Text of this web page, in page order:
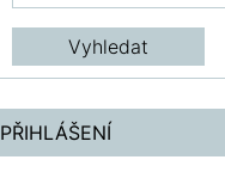
PŘIHLÁŠENÍ